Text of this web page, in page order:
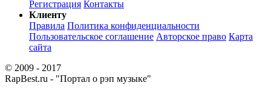
Регистрация Контакты
Клиенту
Правила Политика конфиденциальности
Пользовательское соглашение Авторское право Карта
сайта
© 2009 - 2017
RapBest.ru - "Портал о рэп музыке"